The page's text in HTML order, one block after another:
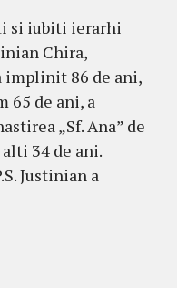
si iubiti ierarhi
Chira,
implinit 86 de ani,
65 de ani, a
„Sf. Ana” de
34 de ani.
Justinian a